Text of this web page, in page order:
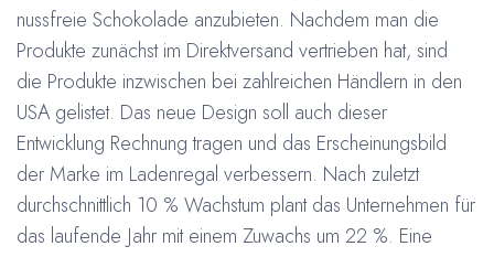
nussfreie Schokolade anzubieten. Nachdem man die
Produkte zunächst im Direktversand vertrieben hat, sind
die Produkte inzwischen bei zahlreichen Händlern in den
USA gelistet. Das neue Design soll auch dieser
Entwicklung Rechnung tragen und das Erscheinungsbild
der Marke im Ladenregal verbessern. Nach zuletzt
durchschnittlich 10 % Wachstum plant das Unternehmen für
das laufende Jahr mit einem Zuwachs um 22 %. Eine